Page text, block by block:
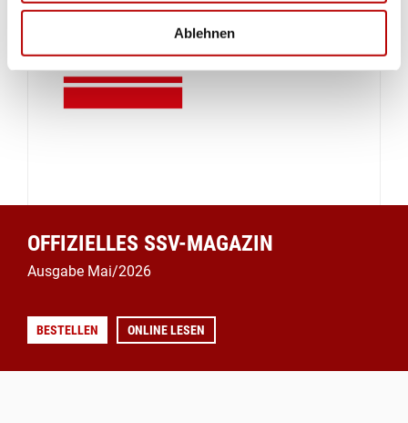
Ablehnen
OFFIZIELLES SSV-MAGAZIN
Ausgabe Mai/2026
BESTELLEN ONLINE LESEN